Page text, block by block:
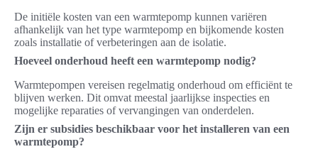
De initiële kosten van een warmtepomp kunnen variëren
afhankelijk van het type warmtepomp en bijkomende kosten
zoals installatie of verbeteringen aan de isolatie.
Hoeveel onderhoud heeft een warmtepomp nodig?
Warmtepompen vereisen regelmatig onderhoud om efficiënt te
blijven werken. Dit omvat meestal jaarlijkse inspecties en
mogelijke reparaties of vervangingen van onderdelen.
Zijn er subsidies beschikbaar voor het installeren van een
warmtepomp?